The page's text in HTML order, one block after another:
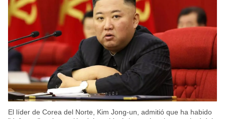
El líder de Corea del Norte, Kim Jong-un, admitió que ha habido